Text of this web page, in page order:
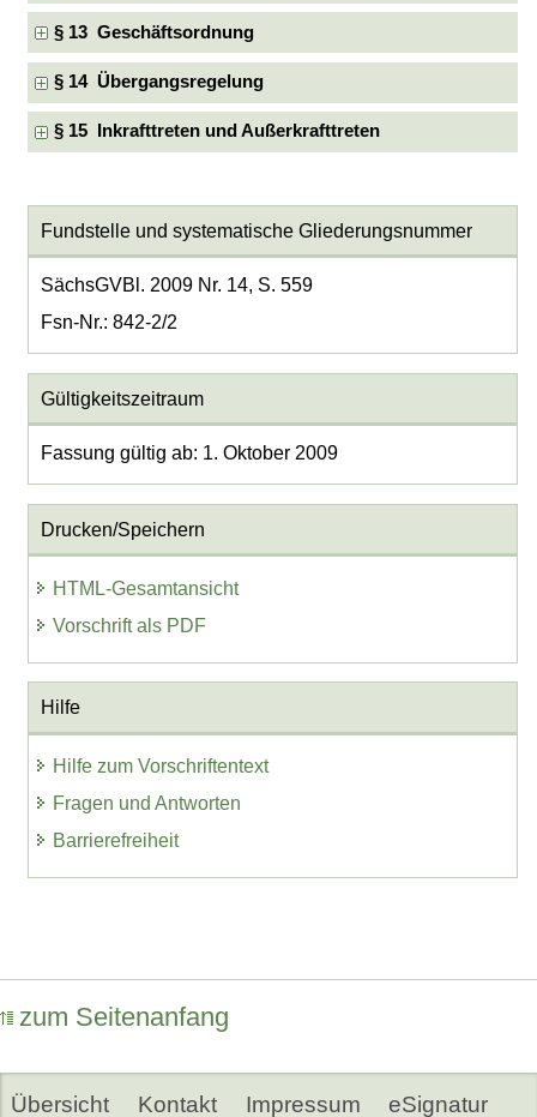
§ 13 Geschäftsordnung
§ 14 Übergangsregelung
§ 15 Inkrafttreten und Außerkrafttreten
Fundstelle und systematische Gliederungsnummer
SächsGVBl. 2009 Nr. 14, S. 559
Fsn-Nr.: 842-2/2
Gültigkeitszeitraum
Fassung gültig ab: 1. Oktober 2009
Drucken/Speichern
HTML-Gesamtansicht
Vorschrift als PDF
Hilfe
Hilfe zum Vorschriftentext
Fragen und Antworten
Barrierefreiheit
zum Seitenanfang
Übersicht Kontakt Impressum eSignatur